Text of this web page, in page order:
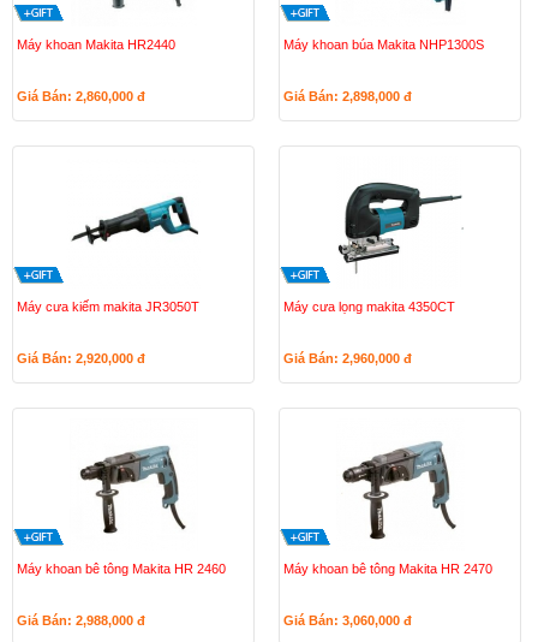
Máy khoan Makita HR2440
Giá Bán: 2,860,000 đ
Máy khoan búa Makita NHP1300S
Giá Bán: 2,898,000 đ
Máy cưa kiếm makita JR3050T
Giá Bán: 2,920,000 đ
Máy cưa lọng makita 4350CT
Giá Bán: 2,960,000 đ
Máy khoan bê tông Makita HR 2460
Giá Bán: 2,988,000 đ
Máy khoan bê tông Makita HR 2470
Giá Bán: 3,060,000 đ